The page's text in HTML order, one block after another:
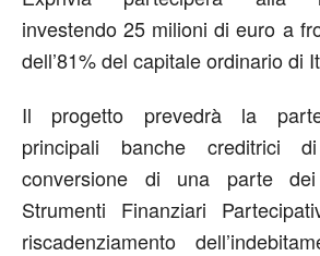
investendo 25 milioni di euro a
dell’81% del capitale ordinario di
Il progetto prevedrà la
principali banche creditrici
conversione di una parte
Strumenti Finanziari
riscadenziamento